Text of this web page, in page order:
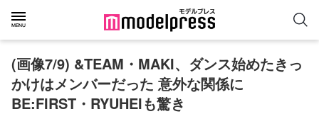
(画像7/9) &TEAM・MAKI、ダンス始めたきっ
かけはメンバーだった 意外な関係に
BE:FIRST・RYUHEIも驚き